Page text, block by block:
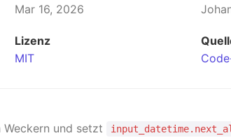
Mar 16, 2026
Lizenz
MIT
und setzt